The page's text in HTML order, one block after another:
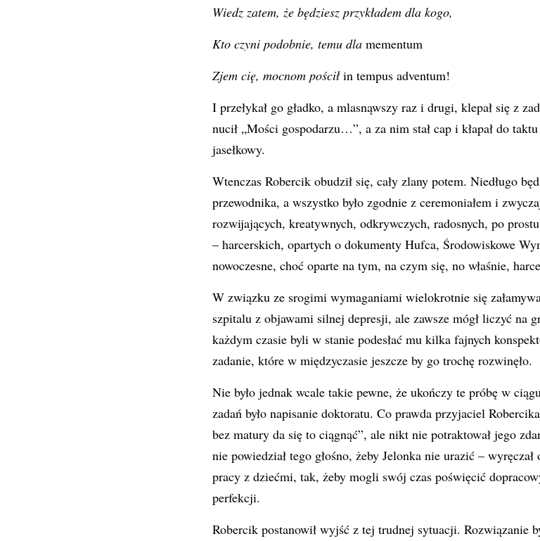
Wiedz zatem, że będziesz przykładem dla kogo,
Kto czyni podobnie, temu dla mementum
Zjem cię, mocnom pościłin tempus adventum!
I przełykał go gładko, a mlasnąwszy raz i drugi, klepał się z
nucił „Mości gospodarzu…”, a za nim stał cap i kłapał do taktu
jasełkowy.
Wtenczas Robercik obudził się, cały zlany potem. Niedługo
przewodnika, a wszystko było zgodnie z ceremoniałem i
rozwijających, kreatywnych, odkrywczych, radosnych, po
– harcerskich, opartych o dokumenty Hufca, Środowiskowe
nowoczesne, choć oparte na tym, na czym się, no właśnie,
W związku ze srogimi wymaganiami wielokrotnie się
szpitalu z objawami silnej depresji, ale zawsze mógł liczyć na
każdym czasie byli w stanie podesłać mu kilka fajnych
zadanie, które w międzyczasie jeszcze by go trochę rozwinęło.
Nie było jednak wcale takie pewne, że ukończy te próbę w
zadań było napisanie doktoratu. Co prawda przyjaciel
bez matury da się to ciągnąć”, ale nikt nie potraktował jego
nie powiedział tego głośno, żeby Jelonka nie urazić –
pracy z dziećmi, tak, żeby mogli swój czas poświęcić
perfekcji.
Robercik postanowił wyjść z tej trudnej sytuacji. Rozwiązanie